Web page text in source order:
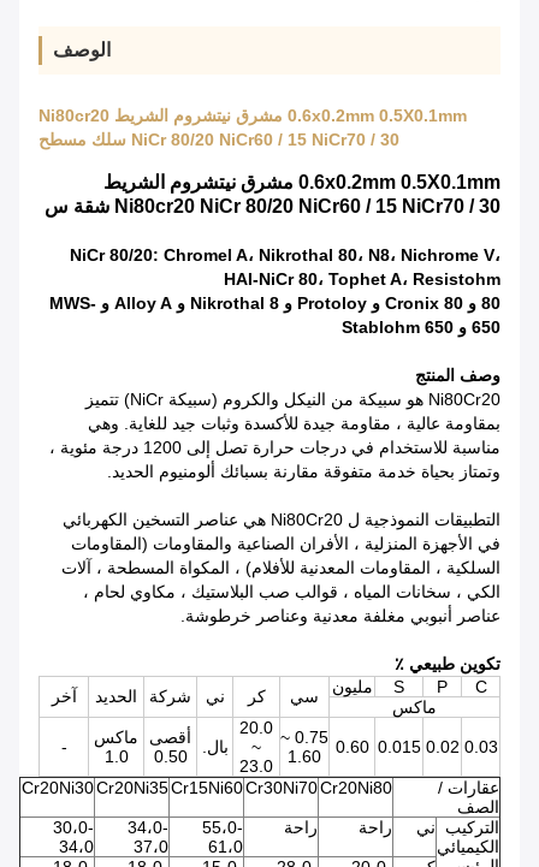
الوصف
0.6x0.2mm 0.5X0.1mm مشرق نيتشروم الشريط Ni80cr20
NiCr 80/20 NiCr60 / 15 NiCr70 / 30 سلك مسطح
0.6x0.2mm 0.5X0.1mm مشرق نيتشروم الشريط
Ni80cr20 NiCr 80/20 NiCr60 / 15 NiCr70 / 30 شقة س
NiCr 80/20: Chromel A، Nikrothal 80، N8، Nichrome V،
HAI-NiCr 80، Tophet A، Resistohm
80 و Cronix 80 و Protoloy و Nikrothal 8 و Alloy A و MWS-
650 و Stablohm 650
وصف المنتج
Ni80Cr20 هو سبيكة من النيكل والكروم (سبيكة NiCr) تتميز
بمقاومة عالية ، مقاومة جيدة للأكسدة وثبات جيد للغاية. وهي
مناسبة للاستخدام في درجات حرارة تصل إلى 1200 درجة مئوية ،
وتمتاز بحياة خدمة متفوقة مقارنة بسبائك ألومنيوم الحديد.
التطبيقات النموذجية ل Ni80Cr20 هي عناصر التسخين الكهربائي
في الأجهزة المنزلية ، الأفران الصناعية والمقاومات (المقاومات
السلكية ، المقاومات المعدنية للأفلام) ، المكواة المسطحة ، آلات
الكي ، سخانات المياه ، قوالب صب البلاستيك ، مكاوي لحام ،
عناصر أنبوبي مغلفة معدنية وعناصر خرطوشة.
تكوين طبيعي ٪
C
P
S مليون سي كر ني شركة الحديد آخر
ماكس
0.03
0.02
0.015
0.60
0.75 ~
1.60
20.0
~
23.0
بال.
أقصى
0.50
ماكس
1.0
-
عقارات /
الصف
Cr20Ni80
Cr30Ni70
Cr15Ni60
Cr20Ni35
Cr20Ni30
التركيب
الكيميائي
ني راحة راحة
55،0-
61،0
34،0-
37،0
30،0-
34،0